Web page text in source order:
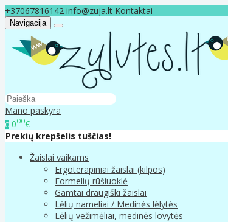
+37067816142 info@zuja.lt Kontaktai
Navigacija
Mano paskyra
0 000€
Prekių krepšelis tuščias!
Žaislai vaikams
Ergoterapiniai žaislai (kilpos)
Formelių rūšiuoklė
Gamtai draugiški žaislai
Lėlių nameliai / Medinės lėlytės
Lėlių vežimėliai, medinės lovytės